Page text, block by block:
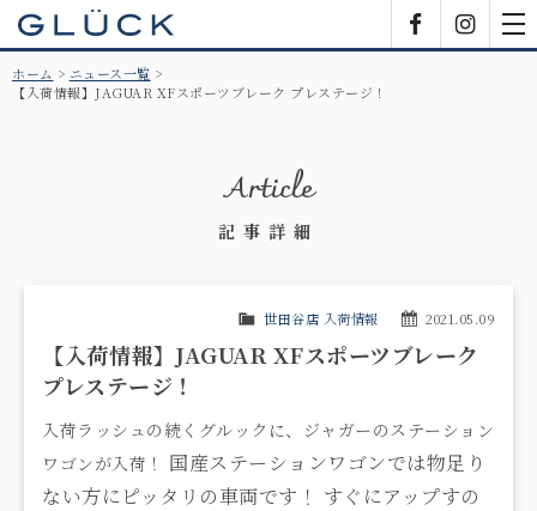
ホーム
ニュース一覧
【入荷情報】JAGUAR XFスポーツブレーク プレステージ！
Article
記事詳細
2021.05.09
世田谷店 入荷情報
【入荷情報】JAGUAR XFスポーツブレーク
プレステージ！
入荷ラッシュの続くグルックに、ジャガーのステーション
ワゴンが入荷！ 国産ステーションワゴンでは物足り
ない方にピッタリの車両です！ すぐにアップすの